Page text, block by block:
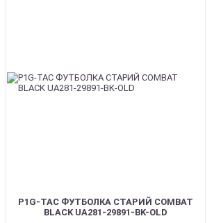
P1G-TAC ФУТБОЛКА СТАРИЙ COMBAT
BLACK UA281-29891-BK-OLD